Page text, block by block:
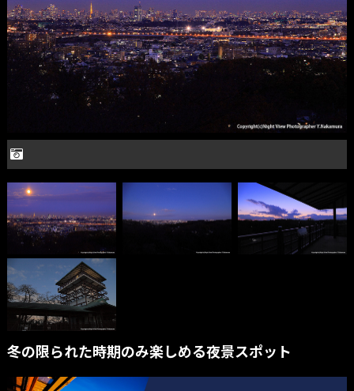
冬の限られた時期のみ楽しめる夜景スポット